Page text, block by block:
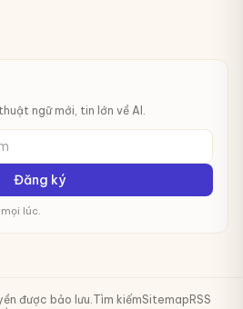
ngữ mới, tin lớn về AI.
Đăng ký
lúc.
được bảo lưu.Tìm kiếmSitemap RSS